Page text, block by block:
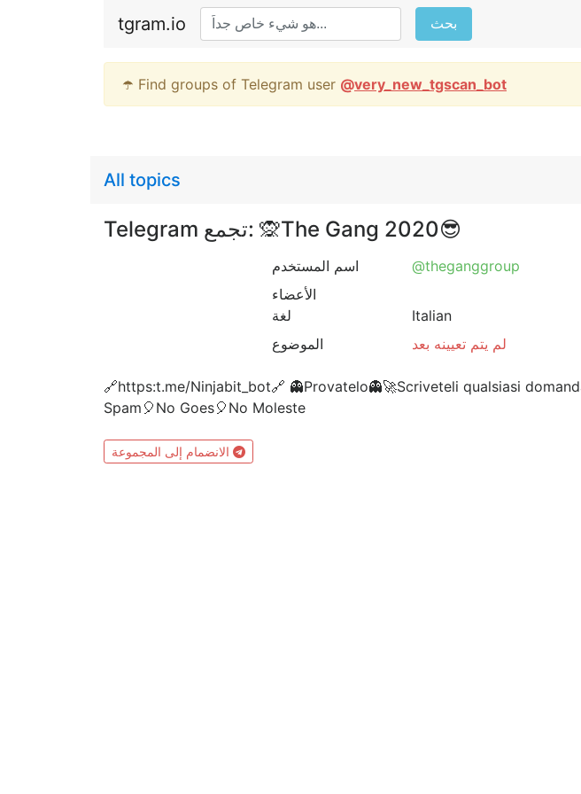
tgram.io بحث
☂️ Find groups of Telegram user @very_new_tgscan_bot
All topics
Telegram تجمع: 🙊The Gang 2020😎
اسم المستخدم
@theganggroup
الأعضاء
لغة
Italian
الموضوع
لم يتم تعيينه بعد
🔗https:t.me/Ninjabit_bot🔗 👻Provatelo👻🚀Scriveteli qualsiasi
Spam🎈No Goes🎈No Moleste